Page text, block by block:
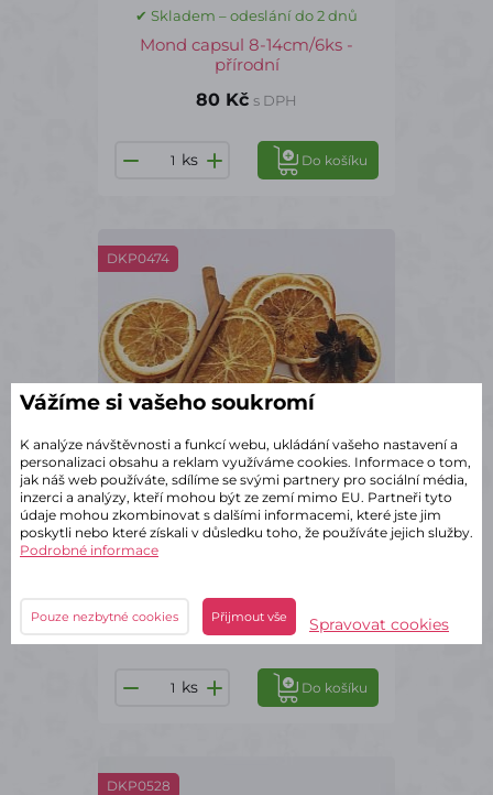
✔ Skladem – odeslání do 2 dnů
Mond capsul 8-14cm/6ks -
přírodní
80 Kč s DPH
ks Do košíku
DKP0474
✔ Skladem – odeslání do 2 dnů
88 Kč
s DPH
ks Do košíku
DKP0528
Vážíme si vašeho soukromí
K analýze návštěvnosti a funkcí webu, ukládání vašeho nastavení a
personalizaci obsahu a reklam využíváme cookies. Informace o tom,
jak náš web používáte, sdílíme se svými partnery pro sociální média,
inzerci a analýzy, kteří mohou být ze zemí mimo EU. Partneři tyto
údaje mohou zkombinovat s dalšími informacemi, které jste jim
poskytli nebo které získali v důsledku toho, že používáte jejich služby.
Podrobné informace
Pouze nezbytné cookies Přijmout vše Spravovat cookies